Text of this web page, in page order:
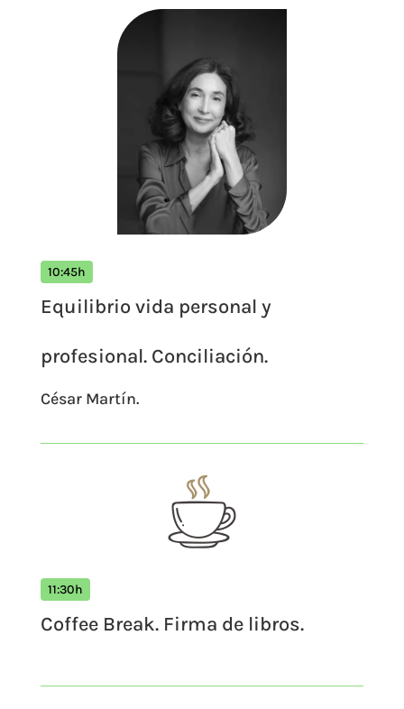
10:45h
Equilibrio vida personal y
profesional. Conciliación.
César Martín.
11:30h
Coffee Break. Firma de libros.